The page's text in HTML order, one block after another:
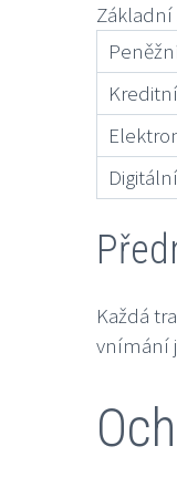
Každá
vnímání